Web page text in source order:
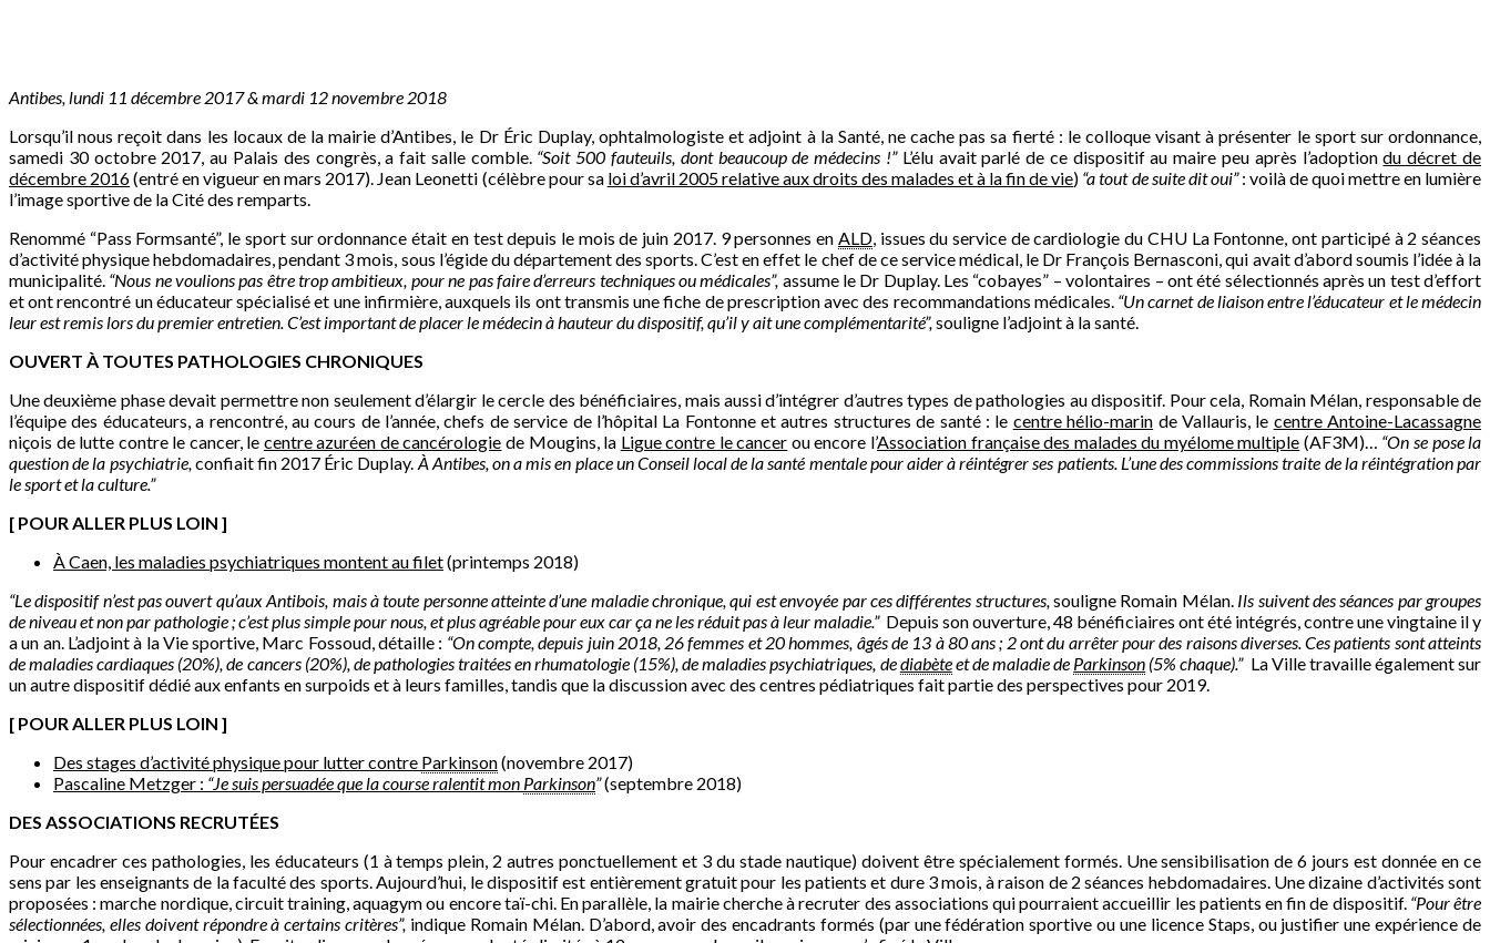
Antibes, lundi 11 décembre 2017 & mardi 12 novembre 2018
Lorsqu’il nous reçoit dans les locaux de la mairie d’Antibes, le Dr Éric Duplay, ophtalmologiste et adjoint à la Santé, ne cache pas sa fierté : le colloque visant à présenter le sport sur ordonnance,
samedi 30 octobre 2017, au Palais des congrès, a fait salle comble. “Soit 500 fauteuils, dont beaucoup de médecins !”L’élu avait parlé de ce dispositif au maire peu après l’adoptiondu décret de
décembre 2016(entré en vigueur en mars 2017). Jean Leonetti (célèbre pour sa loi d’avril 2005 relative aux droits des malades et à la fin de vie) “a tout de suite dit oui”: voilà de quoi mettre en lumière
l’image sportive de la Cité des remparts.
Renommé “Pass Formsanté”, le sport sur ordonnance était en test depuis le mois de juin 2017. 9 personnes en ALD, issues du service de cardiologie du CHU La Fontonne, ont participé à 2 séances
d’activité physique hebdomadaires, pendant 3 mois, sous l’égide du département des sports. C’est en effet le chef de ce service médical, le Dr François Bernasconi, qui avait d’abord soumis l’idée à la
municipalité. “Nous ne voulions pas être trop ambitieux, pour ne pas faire d’erreurs techniques ou médicales”, assume le Dr Duplay. Les “cobayes” – volontaires – ont été sélectionnés après un test d’effort
et ont rencontré un éducateur spécialisé et une infirmière, auxquels ils ont transmis une fiche de prescription avec des recommandations médicales. “Un carnet de liaison entre l’éducateur et le médecin
leur est remis lors du premier entretien. C’est important de placer le médecin à hauteur du dispositif, qu’il y ait une complémentarité”,souligne l’adjoint à la santé.
OUVERT À TOUTES PATHOLOGIES CHRONIQUES
Une deuxième phase devait permettre non seulement d’élargir le cercle des bénéficiaires, mais aussi d’intégrer d’autres types de pathologies au dispositif. Pour cela, Romain Mélan, responsable de
l’équipe des éducateurs, a rencontré, au cours de l’année, chefs de service de l’hôpital La Fontonne et autres structures de santé : le centre hélio-marin de Vallauris, le centre Antoine-Lacassagne
niçois de lutte contre le cancer, le centre azuréen de cancérologie de Mougins, la Ligue contre le cancer ou encore l’Association française des malades du myélome multiple (AF3M)… “On se pose la
question de la psychiatrie,confiait fin 2017 Éric Duplay. À Antibes, on a mis en place un Conseil local de la santé mentale pour aider à réintégrer ses patients. L’une des commissions traite de la réintégration par
le sport et la culture.”
[ POUR ALLER PLUS LOIN ]
À Caen, les maladies psychiatriques montent au filet(printemps 2018)
“Le dispositif n’est pas ouvert qu’aux Antibois, mais à toute personne atteinte d’une maladie chronique, qui est envoyée par ces différentes structures,souligne Romain Mélan.Ils suivent des séances par groupes
de niveau et non par pathologie ; c’est plus simple pour nous, et plus agréable pour eux car ça ne les réduit pas à leur maladie.” Depuis son ouverture, 48 bénéficiaires ont été intégrés, contre une vingtaine il y
a un an. L’adjoint à la Vie sportive, Marc Fossoud, détaille : “On compte, depuis juin 2018, 26 femmes et 20 hommes, âgés de 13 à 80 ans ; 2 ont du arrêter pour des raisons diverses. Ces patients sont atteints
de maladies cardiaques (20%), de cancers (20%), de pathologies traitées en rhumatologie (15%), de maladies psychiatriques, dediabèteet de maladie de Parkinson (5% chaque).” La Ville travaille également sur
un autre dispositif dédié aux enfants en surpoids et à leurs familles, tandis que la discussion avec des centres pédiatriques fait partie des perspectives pour 2019.
[ POUR ALLER PLUS LOIN ]
Des stages d’activité physique pour lutter contre Parkinson(novembre 2017)
Pascaline Metzger : “Je suis persuadée que la course ralentit mon Parkinson”(septembre 2018)
DES ASSOCIATIONS RECRUTÉES
Pour encadrer ces pathologies, les éducateurs (1 à temps plein, 2 autres ponctuellement et 3 du stade nautique) doivent être spécialement formés. Une sensibilisation de 6 jours est donnée en ce
sens par les enseignants de la faculté des sports. Aujourd’hui, le dispositif est entièrement gratuit pour les patients et dure 3 mois, à raison de 2 séances hebdomadaires. Une dizaine d’activités sont
proposées : marche nordique, circuit training, aquagym ou encore taï-chi. En parallèle, la mairie cherche à recruter des associations qui pourraient accueillir les patients en fin de dispositif. “Pour être
sélectionnées, elles doivent répondre à certains critères”, indique Romain Mélan. D’abord, avoir des encadrants formés (par une fédération sportive ou une licence Staps, ou justifier une expérience de